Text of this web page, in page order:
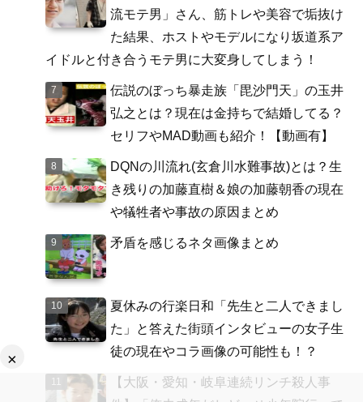
×
流モテ男」さん、筋トレや美容で垢抜け
た結果、ホストやモデルになり坂道系ア
イドルと付き合うモテ男に大変身してしまう！
伝説のぼっち暴走族「毘沙門天」の玉井
弘之とは？現在は金持ちで結婚してる？
セリフやMAD動画も紹介！【動画有】
DQNの川流れ(玄倉川水難事故)とは？生
き残りの加藤直樹＆娘の加藤朝香の現在
や犠牲者や事故の原因まとめ
矛盾を感じるネタ画像まとめ
夏休みの行楽日和「先生と二人できまし
た」と答えた街頭インタビューの女子生
徒の現在やコラ画像の可能性も！？
【大阪・愛知・岐阜連続リンチ殺人事